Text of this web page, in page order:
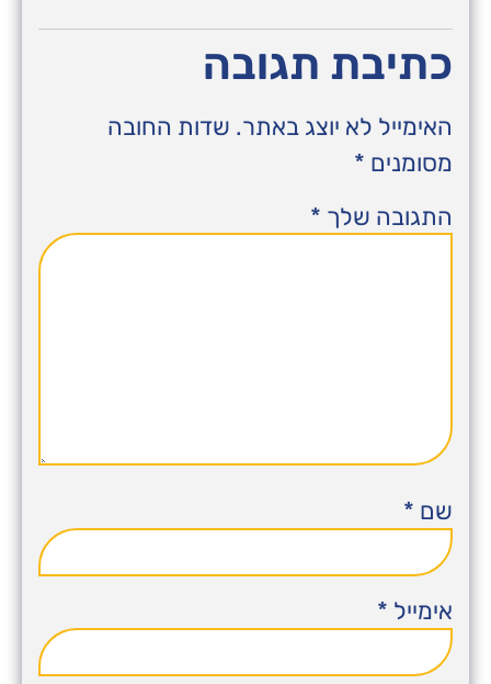
כתיבת תגובה
האימייל לא יוצג באתר. שדות החובה
מסומנים *
התגובה שלך *
שם *
אימייל *